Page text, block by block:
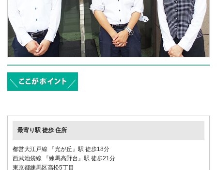
都営大江戸線 『光が丘』駅 徒歩18分
西武池袋線 『練馬高野台』駅 徒歩21分
東京都練馬区高松5丁目